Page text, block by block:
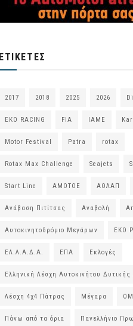
ΕΤΙΚΈΤΕΣ
2017 2018 2025 2026
EKO RACING FIA IAME
Motor Festival Patra rotax
Rotax Max Challenge Seajets
Start Line ΑΜΟΤΟΕ ΑΟΛΑΠ
Ανάβαση Πιτίτσας Αναβολή
Αυτοκινητοδρόμιο Μεγάρων ΕΚΟ
ΕΛ.Λ.Α.Δ.Α. ΕΠΑ Εκλογές
Ελληνική Λέσχη Αυτοκινήτου Δυτικής
Λέσχη 4χ4 Πάτρας Μέγαρα
Πάνω από τα όρια Πανελλήνιο